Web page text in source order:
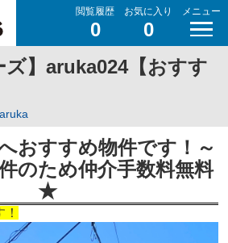
閲覧履歴
0
お気に入り
0
メニュー
ズ】aruka024【おすす
aruka
おすすめ物件です！ ～
のため仲介手数料無料
★